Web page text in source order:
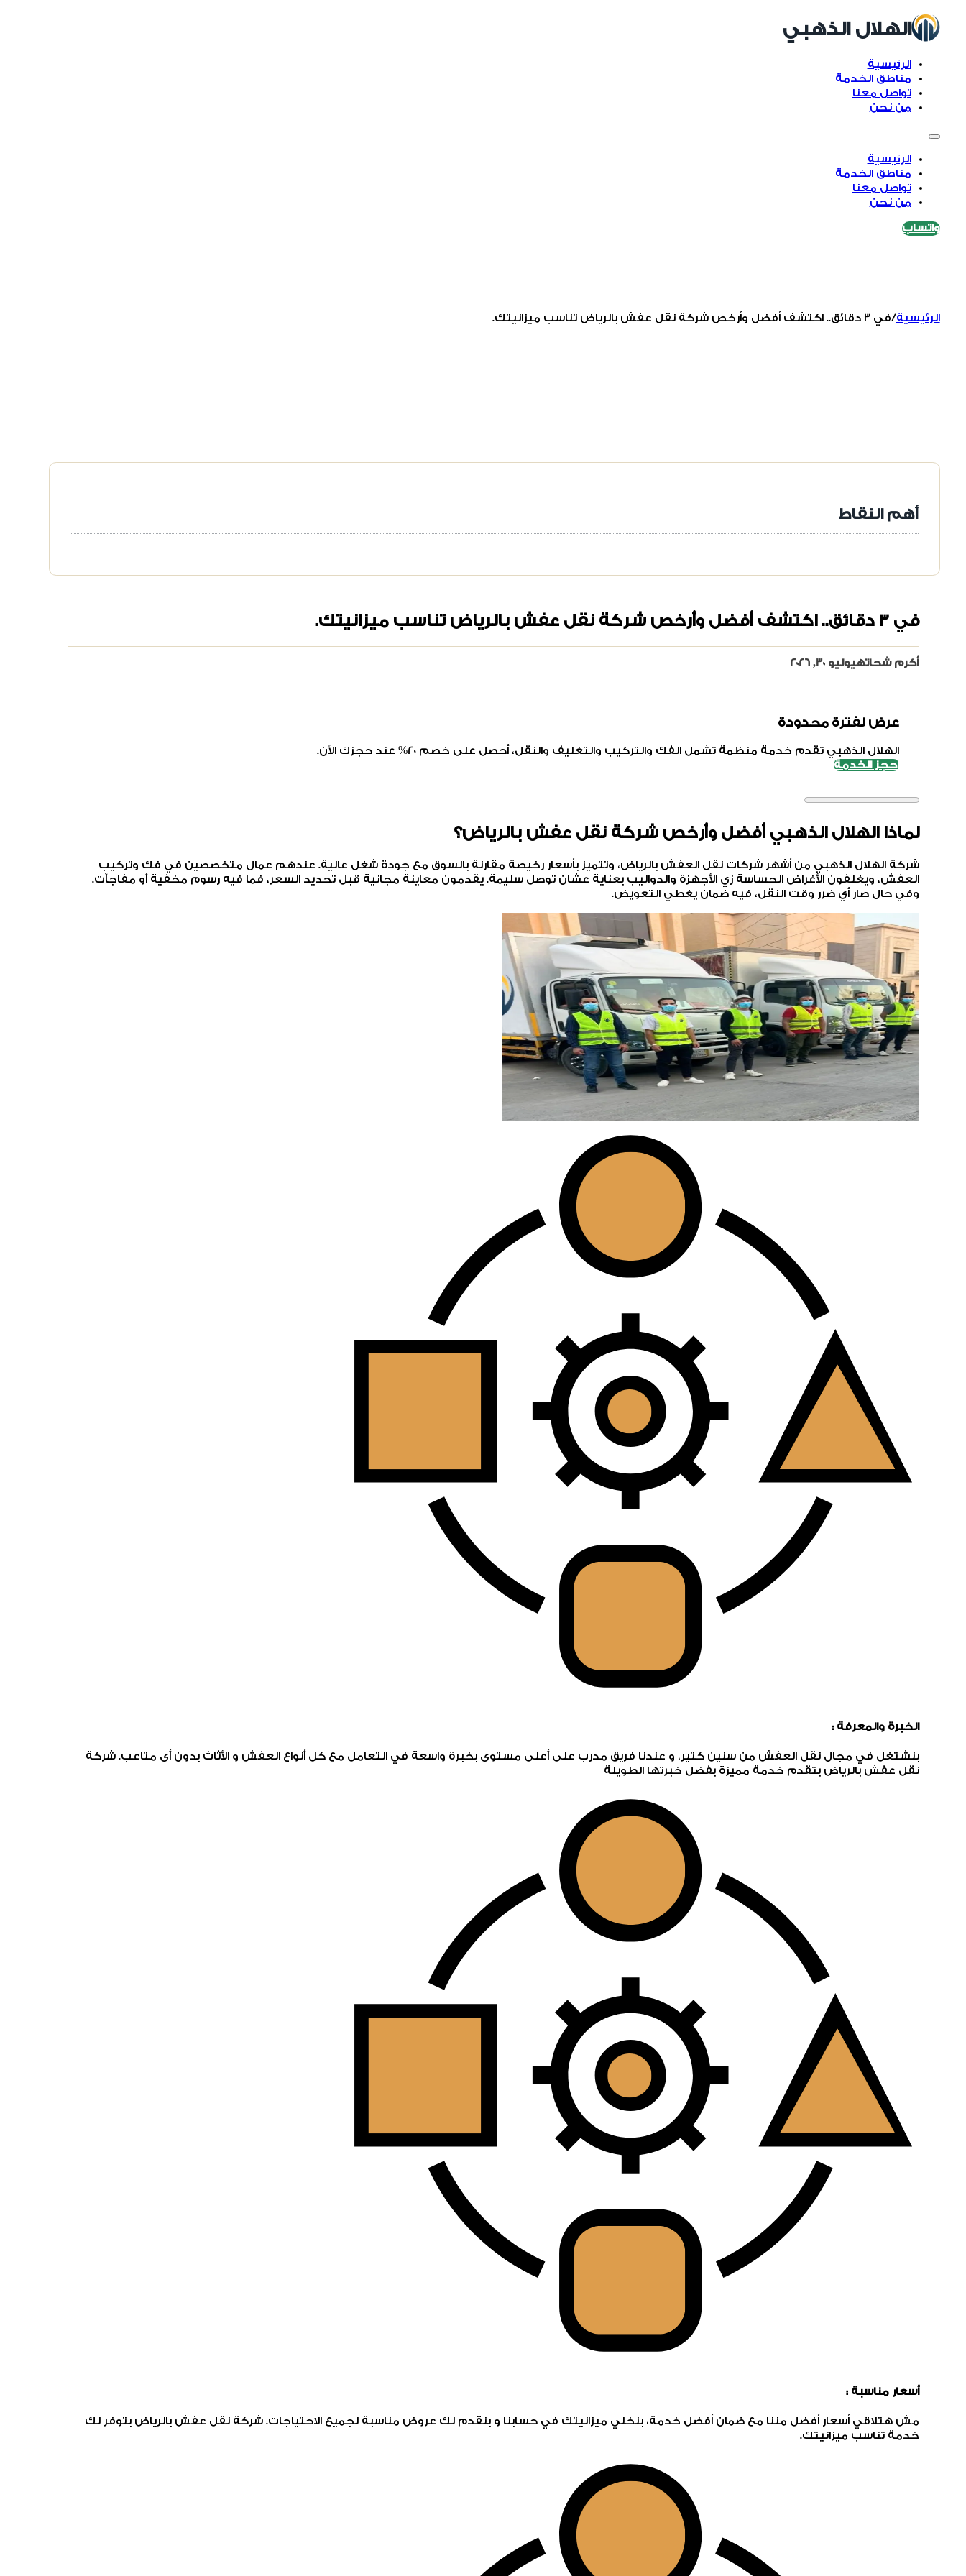
الهلال الذهبي
الرئيسية
مناطق الخدمة
تواصل معنا
من نحن
الرئيسية
مناطق الخدمة
تواصل معنا
من نحن
واتساب
الرئيسية/في 3 دقائق.. اكتشف أفضل وأرخص شركة نقل عفش بالرياض تناسب ميزانيتك.
أهم النقاط
في 3 دقائق.. اكتشف أفضل وأرخص شركة نقل عفش بالرياض تناسب ميزانيتك.
أكرم شحاتهيوليو 30, 2026
عرض لفترة محدودة
الهلال الذهبي تقدم خدمة منظمة تشمل الفك والتركيب والتغليف والنقل، أحصل على خصم 20% عند حجزك الأن.
احجز الخدمة
لماذا الهلال الذهبي أفضل وأرخص شركة نقل عفش بالرياض؟
شركة الهلال الذهبي من أشهر شركات نقل العفش بالرياض، وتتميز بأسعار رخيصة مقارنة بالسوق مع جودة شغل عالية. عندهم عمال متخصصين في فك وتركيب
العفش، ويغلفون الأغراض الحساسة زي الأجهزة والدواليب بعناية عشان توصل سليمة. يقدمون معاينة مجانية قبل تحديد السعر، فما فيه رسوم مخفية أو مفاجآت.
وفي حال صار أي ضرر وقت النقل، فيه ضمان يغطي التعويض.
الخبرة والمعرفة :
بنشتغل في مجال نقل العفش من سنين كتير، و عندنا فريق مدرب على أعلى مستوى بخبرة واسعة في التعامل مع كل أنواع العفش و الأثاث بدون أى متاعب. شركة
نقل عفش بالرياض بتقدم خدمة مميزة بفضل خبرتها الطويلة
أسعار مناسبة :
مش هتلاقي أسعار أفضل مننا مع ضمان أفضل خدمة، بنخلي ميزانيتك في حسابنا و بنقدم لك عروض مناسبة لجميع الاحتياجات. شركة نقل عفش بالرياض بتوفر لك
خدمة تناسب ميزانيتك.